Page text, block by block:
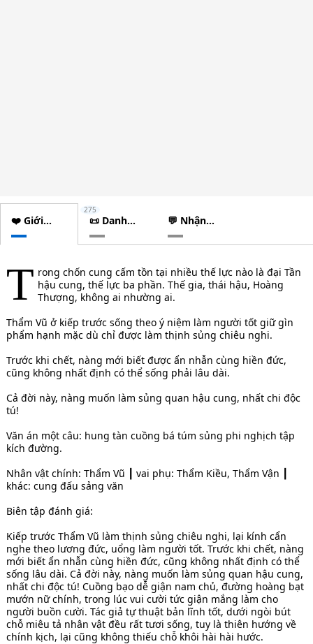
❤️ Giới
thiệu
📜 Danh
sách
chương
275
💬 Nhận
xét
T rong chốn cung cấm tồn tại nhiều thế lực nào là đại Tần
hậu cung, thế lực ba phần. Thế gia, thái hậu, Hoàng
Thượng, không ai nhường ai.
Thẩm Vũ ở kiếp trước sống theo ý niệm làm người tốt giữ gìn
phẩm hạnh mặc dù chỉ được làm thịnh sủng chiêu nghi.
Trước khi chết, nàng mới biết được ẩn nhẫn cùng hiền đức,
cũng không nhất định có thể sống phải lâu dài.
Cả đời này, nàng muốn làm sủng quan hậu cung, nhất chi độc
tú!
Văn án một câu: hung tàn cuồng bá túm sủng phi nghịch tập
kích đường.
Nhân vật chính: Thẩm Vũ ┃ vai phụ: Thẩm Kiều, Thẩm Vận ┃
khác: cung đấu sảng văn
Biên tập đánh giá:
Kiếp trước Thẩm Vũ làm thịnh sủng chiêu nghi, lại kính cẩn
nghe theo lương đức, uổng làm người tốt. Trước khi chết, nàng
mới biết ẩn nhẫn cùng hiền đức, cũng không nhất định có thể
sống lâu dài. Cả đời này, nàng muốn làm sủng quan hậu cung,
nhất chi độc tú! Cuồng bạo dễ giận nam chủ, đường hoàng bạt
mướn nữ chính, trong lúc vui cười tức giận mắng làm cho
người buồn cười. Tác giả tự thuật bản lĩnh tốt, dưới ngòi bút
chỗ miêu tả nhân vật đều rất tươi sống, tuy là thiên hướng về
chính kịch, lại cũng không thiếu chỗ khôi hài hài hước.